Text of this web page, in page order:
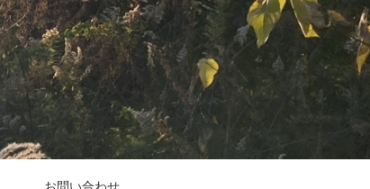
お問い合わせ